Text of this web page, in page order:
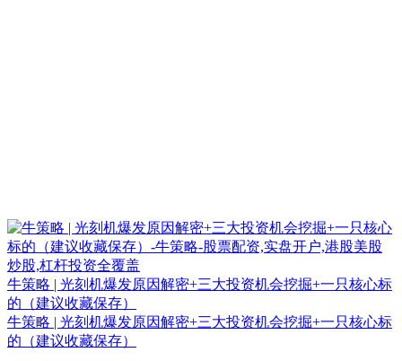
牛策略 | 光刻机爆发原因解密+三大投资机会挖掘+一只核心标
的（建议收藏保存）
牛策略 | 光刻机爆发原因解密+三大投资机会挖掘+一只核心标
的（建议收藏保存）